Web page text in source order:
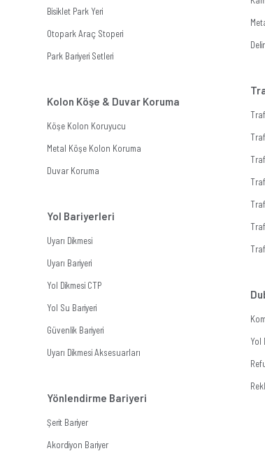
Bisiklet Park Yeri
Otopark Araç Stoperi
Park Bariyeri Setleri
Kolon Köşe & Duvar Koruma
Köşe Kolon Koruyucu
Metal Köşe Kolon Koruma
Duvar Koruma
Yol Bariyerleri
Uyarı Dikmesi
Uyarı Bariyeri
Yol Dikmesi CTP
Yol Su Bariyeri
Güvenlik Bariyeri
Uyarı Dikmesi Aksesuarları
Yönlendirme Bariyeri
Şerit Bariyer
Akordiyon Bariyer
Yol